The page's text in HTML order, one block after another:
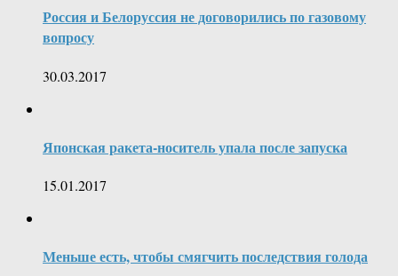
Россия и Белоруссия не договорились по газовому
вопросу
30.03.2017
Японская ракета-носитель упала после запуска
15.01.2017
Меньше есть, чтобы смягчить последствия голода